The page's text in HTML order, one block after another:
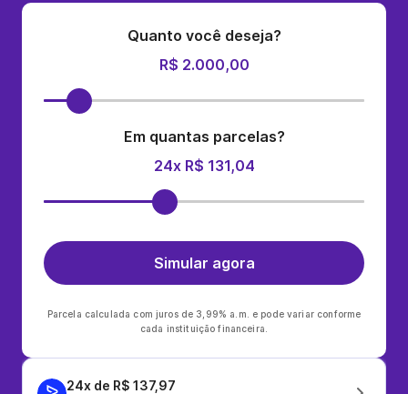
Quanto você deseja?
R$ 2.000,00
Em quantas parcelas?
24x R$ 131,04
Simular agora
Parcela calculada com juros de 3,99% a.m. e pode variar conforme
cada instituição financeira.
24x de R$ 137,97